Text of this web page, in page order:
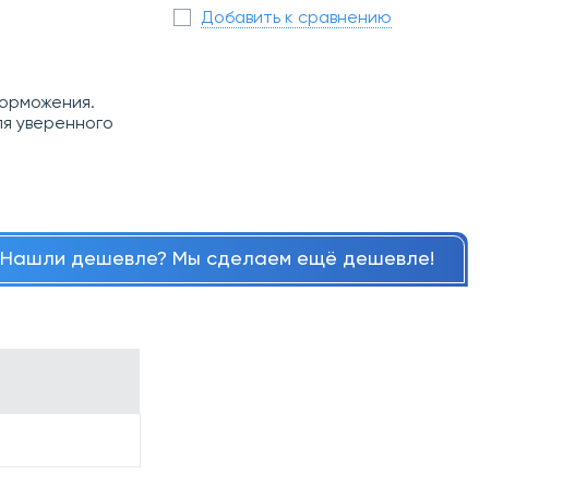
уверенного
Добавить к сравнению
Нашли дешевле? Мы сделаем ещё дешевле!